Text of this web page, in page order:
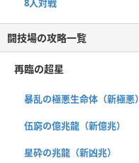
8人対戦
闘技場の攻略一覧
再臨の超星
暴乱の極悪生命体（新極悪）
伍窮の億兆龍（新億兆）
星砕の兆龍（新凶兆）